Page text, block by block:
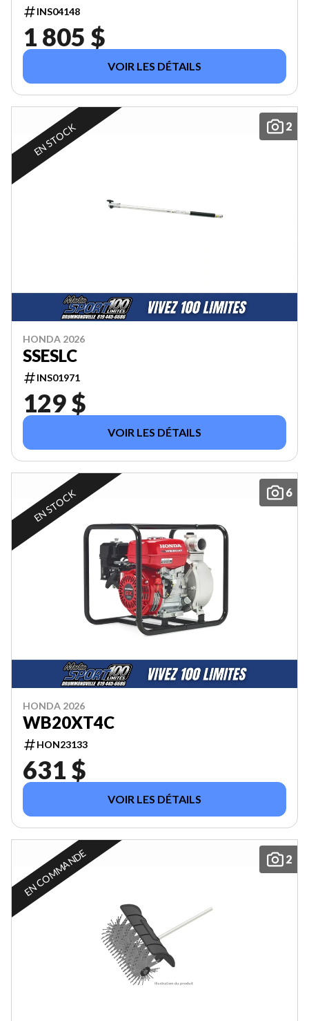
INS04148
1 805 $
VOIR LES DÉTAILS
2
EN STOCK
HONDA 2026
SSESLC
INS01971
129 $
VOIR LES DÉTAILS
6
EN STOCK
HONDA 2026
WB20XT4C
HON23133
631 $
VOIR LES DÉTAILS
2
EN COMMANDE